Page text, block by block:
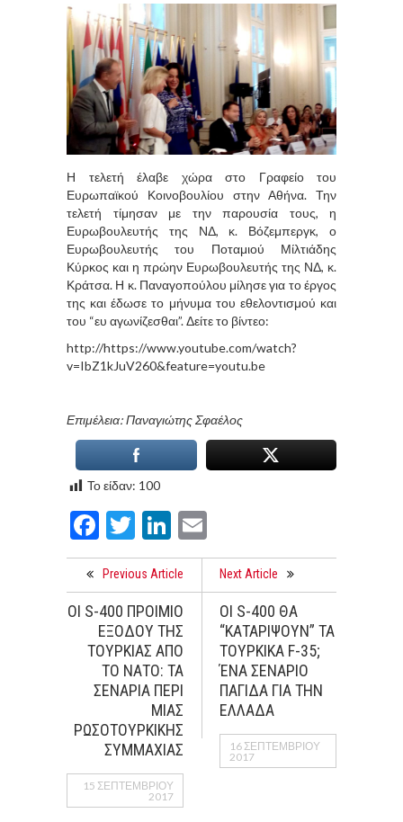
Η τελετή έλαβε χώρα στο Γραφείο του
Ευρωπαϊκού Κοινοβουλίου στην Αθήνα. Την
τελετή τίμησαν με την παρουσία τους, η
Ευρωβουλευτής της ΝΔ, κ. Βόζεμπεργκ, ο
Ευρωβουλευτής του Ποταμιού Μίλτιάδης
Κύρκος και η πρώην Ευρωβουλευτής της ΝΔ, κ.
Κράτσα. Η κ. Παναγοπούλου μίλησε για το έργος
της και έδωσε το μήνυμα του εθελοντισμού και
του “ευ αγωνίζεσθαι”. Δείτε το βίντεο:
http://https://www.youtube.com/watch?
v=IbZ1kJuV260&feature=youtu.be
Επιμέλεια: Παναγιώτης Σφαέλος
Το είδαν: 100
Facebook
TwitterLinkedIn
Previous Article
ΟΙ S-400 ΠΡΟΙΜΙΟ
ΕΞΟΔΟΥ ΤΗΣ
ΤΟΥΡΚΙΑΣ ΑΠΟ
ΤΟ ΝΑΤΟ: ΤΑ
ΣΕΝΑΡΙΑ ΠΕΡΙ
ΜΙΑΣ
ΡΩΣΟΤΟΥΡΚΙΚΗΣ
ΣΥΜΜΑΧΙΑΣ
15 ΣΕΠΤΕΜΒΡΊΟΥ
2017
Next Article
ΟΙ S-400 ΘΑ
“ΚΑΤΑΡΙΨΟΥΝ” ΤΑ
ΤΟΥΡΚΙΚΑ F-35;
ΈΝΑ ΣΕΝΑΡΙΟ
ΠΑΓΙΔΑ ΓΙΑ ΤΗΝ
ΕΛΛΑΔΑ
16 ΣΕΠΤΕΜΒΡΊΟΥ
2017